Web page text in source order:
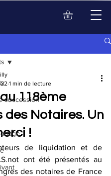
succession
118ème
des Notaires. Un
!
1 min de lecture
de liquidation et de
ont été présentés au
des notaires de France